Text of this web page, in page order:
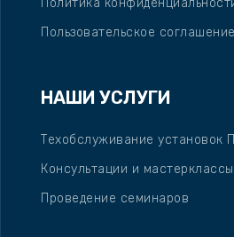
Политика
Пользовательское соглашение
НАШИ УСЛУГИ
Техобслуживание установок
Консультации и мастерклассы
Проведение семинаров